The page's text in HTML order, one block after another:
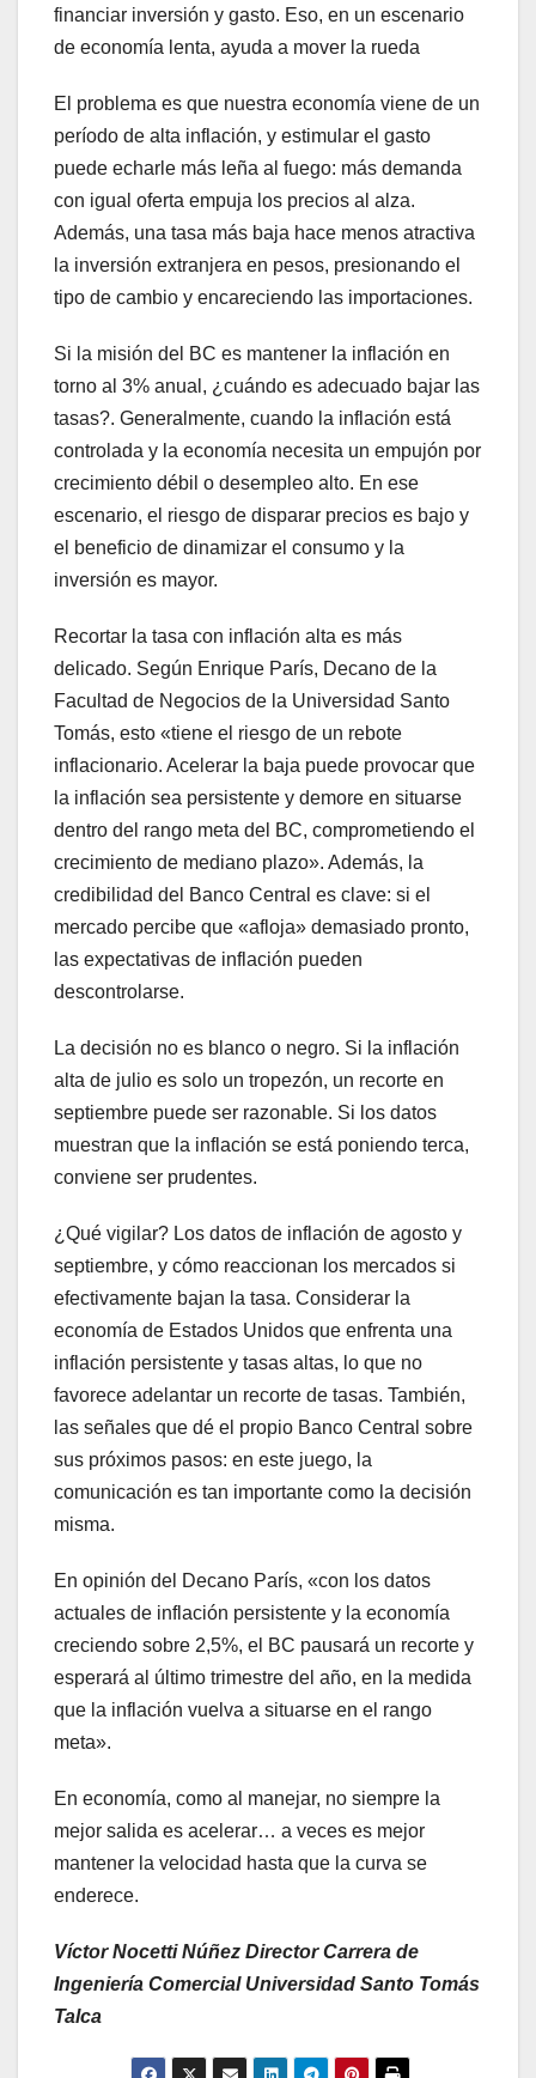
financiar inversión y gasto. Eso, en un escenario
de economía lenta, ayuda a mover la rueda
El problema es que nuestra economía viene de un
período de alta inflación, y estimular el gasto
puede echarle más leña al fuego: más demanda
con igual oferta empuja los precios al alza.
Además, una tasa más baja hace menos atractiva
la inversión extranjera en pesos, presionando el
tipo de cambio y encareciendo las importaciones.
Si la misión del BC es mantener la inflación en
torno al 3% anual, ¿cuándo es adecuado bajar las
tasas?. Generalmente, cuando la inflación está
controlada y la economía necesita un empujón por
crecimiento débil o desempleo alto. En ese
escenario, el riesgo de disparar precios es bajo y
el beneficio de dinamizar el consumo y la
inversión es mayor.
Recortar la tasa con inflación alta es más
delicado. Según Enrique París, Decano de la
Facultad de Negocios de la Universidad Santo
Tomás, esto «tiene el riesgo de un rebote
inflacionario. Acelerar la baja puede provocar que
la inflación sea persistente y demore en situarse
dentro del rango meta del BC, comprometiendo el
crecimiento de mediano plazo». Además, la
credibilidad del Banco Central es clave: si el
mercado percibe que «afloja» demasiado pronto,
las expectativas de inflación pueden
descontrolarse.
La decisión no es blanco o negro. Si la inflación
alta de julio es solo un tropezón, un recorte en
septiembre puede ser razonable. Si los datos
muestran que la inflación se está poniendo terca,
conviene ser prudentes.
¿Qué vigilar? Los datos de inflación de agosto y
septiembre, y cómo reaccionan los mercados si
efectivamente bajan la tasa. Considerar la
economía de Estados Unidos que enfrenta una
inflación persistente y tasas altas, lo que no
favorece adelantar un recorte de tasas. También,
las señales que dé el propio Banco Central sobre
sus próximos pasos: en este juego, la
comunicación es tan importante como la decisión
misma.
En opinión del Decano París, «con los datos
actuales de inflación persistente y la economía
creciendo sobre 2,5%, el BC pausará un recorte y
esperará al último trimestre del año, en la medida
que la inflación vuelva a situarse en el rango
meta».
En economía, como al manejar, no siempre la
mejor salida es acelerar… a veces es mejor
mantener la velocidad hasta que la curva se
enderece.
Víctor Nocetti Núñez Director Carrera de
Ingeniería Comercial Universidad Santo Tomás
Talca